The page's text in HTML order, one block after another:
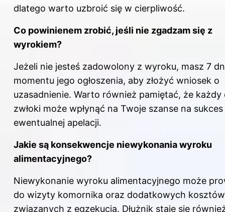
dlatego warto uzbroić się w cierpliwość.
Co powinienem zrobić, jeśli nie zgadzam się z
wyrokiem?
Jeżeli nie jesteś zadowolony z wyroku, masz 7
momentu jego ogłoszenia, aby złożyć wniosek o
uzasadnienie. Warto również pamiętać, że każdy
zwłoki może wpłynąć na Twoje szanse na
ewentualnej apelacji.
Jakie są konsekwencje niewykonania wyroku
alimentacyjnego?
Niewykonanie wyroku alimentacyjnego może
do wizyty komornika oraz dodatkowych kosztów
związanych z egzekucją. Dłużnik staje się